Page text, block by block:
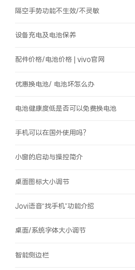
隔空手势功能不生效/不灵敏
设备充电及电池保养
配件价格/电池价格 | vivo官网
优惠换电池/ 电池坏怎么办
电池健康度低是否可以免费换电池
手机可以在国外使用吗？
小窗的启动与操控简介
桌面图标大小调节
Jovi语音“找手机”功能介绍
桌面/系统字体大小调节
智能侧边栏